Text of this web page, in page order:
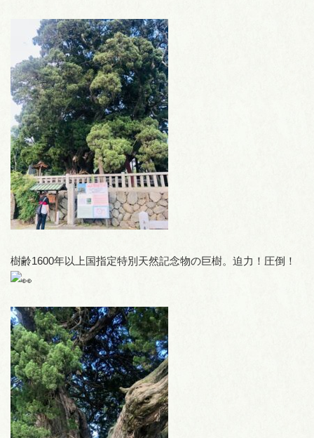
樹齢1600年以上国指定特別天然記念物の巨樹。迫力！圧倒！